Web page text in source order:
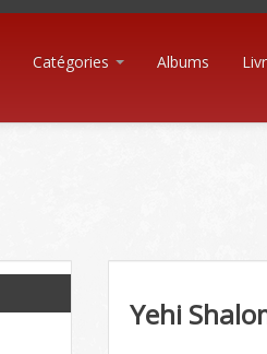
Catégories Albums
Yehi